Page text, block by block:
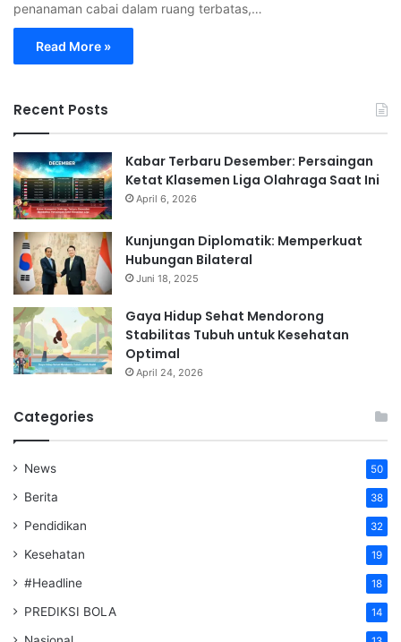
penanaman cabai dalam ruang terbatas,…
Read More »
Recent Posts
Kabar Terbaru Desember: Persaingan
Ketat Klasemen Liga Olahraga Saat Ini
April 6, 2026
Kunjungan Diplomatik: Memperkuat
Hubungan Bilateral
Juni 18, 2025
Gaya Hidup Sehat Mendorong
Stabilitas Tubuh untuk Kesehatan
Optimal
April 24, 2026
Categories
News 50
Berita 38
Pendidikan 32
Kesehatan 19
#Headline 18
PREDIKSI BOLA 14